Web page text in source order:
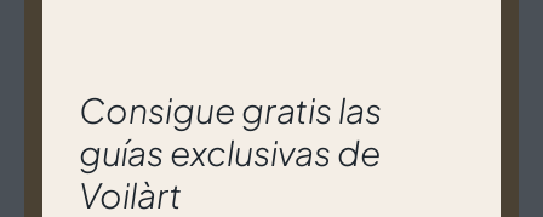
entradas
Consigue gratis las
guías exclusivas de
Voilàrt